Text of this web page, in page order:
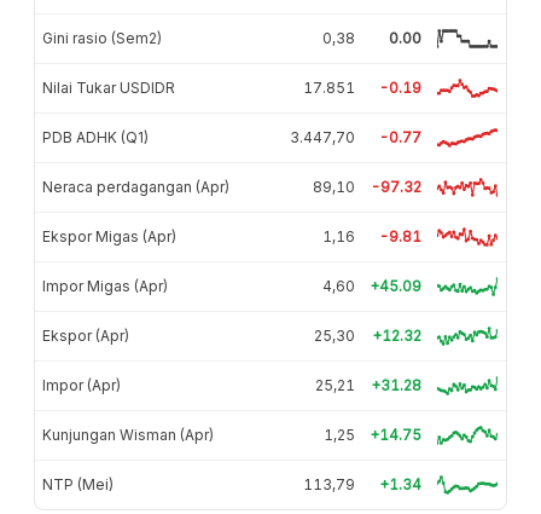
Gini rasio (Sem2) 0,38 0.00
Nilai Tukar USDIDR 17.851 -0.19
PDB ADHK (Q1) 3.447,70 -0.77
Neraca perdagangan (Apr) 89,10 -97.32
Ekspor Migas (Apr) 1,16 -9.81
Impor Migas (Apr) 4,60 +45.09
Ekspor (Apr) 25,30 +12.32
Impor (Apr) 25,21 +31.28
Kunjungan Wisman (Apr) 1,25 +14.75
NTP (Mei) 113,79 +1.34